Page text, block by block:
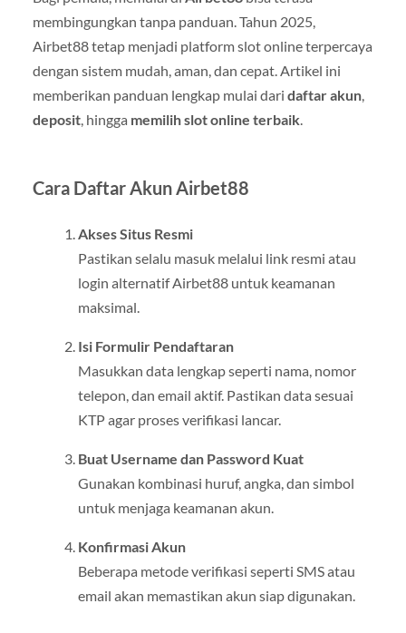
membingungkan tanpa panduan. Tahun 2025,
Airbet88 tetap menjadi platform slot online terpercaya
dengan sistem mudah, aman, dan cepat. Artikel ini
memberikan panduan lengkap mulai dari daftar akun,
deposit, hingga memilih slot online terbaik.
Cara Daftar Akun Airbet88
Akses Situs Resmi
Pastikan selalu masuk melalui link resmi atau
login alternatif Airbet88 untuk keamanan
maksimal.
Isi Formulir Pendaftaran
Masukkan data lengkap seperti nama, nomor
telepon, dan email aktif. Pastikan data sesuai
KTP agar proses verifikasi lancar.
Buat Username dan Password Kuat
Gunakan kombinasi huruf, angka, dan simbol
untuk menjaga keamanan akun.
Konfirmasi Akun
Beberapa metode verifikasi seperti SMS atau
email akan memastikan akun siap digunakan.